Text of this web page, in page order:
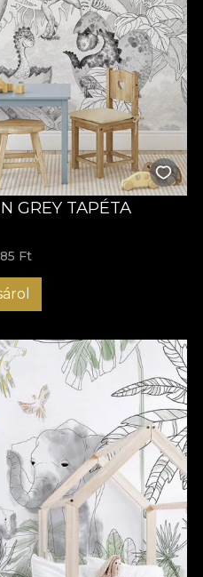
GREY TAPÉTA
Ft